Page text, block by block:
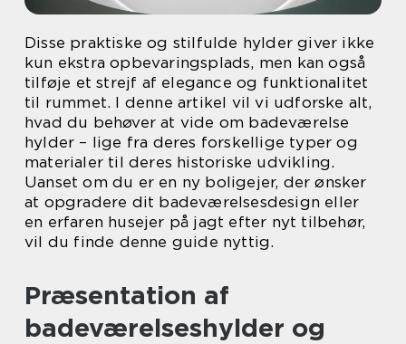
Disse praktiske og stilfulde hylder giver ikke
kun ekstra opbevaringsplads, men kan også
tilføje et strejf af elegance og funktionalitet
til rummet. I denne artikel vil vi udforske alt,
hvad du behøver at vide om badeværelse
hylder – lige fra deres forskellige typer og
materialer til deres historiske udvikling.
Uanset om du er en ny boligejer, der ønsker
at opgradere dit badeværelsesdesign eller
en erfaren husejer på jagt efter nyt tilbehør,
vil du finde denne guide nyttig.
Præsentation af
badeværelseshylder og